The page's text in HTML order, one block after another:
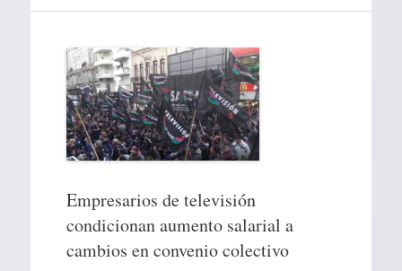
Empresarios de televisión
condicionan aumento salarial a
cambios en convenio colectivo